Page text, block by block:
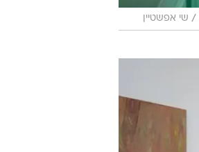
/ שי אפשטיין